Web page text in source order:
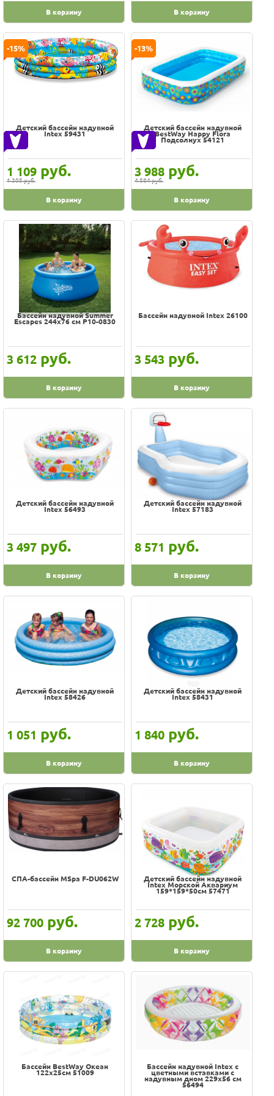
Форма мойки
многогранный
овальный
прямоугольный
нет
Навес от солнца
есть
Наличие тента
Подстилка под бассейн
Полезный объём
Вес в упаковке
Дно бассейна
Диаметр
Производительность насоса
В корзину В корзину
Детский бассейн надувной
Intex 59431
1 109 руб.
1 305 руб.
-15%
В корзину
Детский бассейн надувной
BestWay Happy Flora
Подсолнух 54121
3 988 руб.
4 584 руб.
-13%
В корзину
Бассейн надувной Summer
Escapes 244х76 см Р10-0830
3 612 руб.
В корзину
Бассейн надувной Intex 26100
3 543 руб.
В корзину
Детский бассейн надувной
Intex 56493
3 497 руб.
В корзину
Детский бассейн надувной
Intex 57183
8 571 руб.
В корзину
Детский бассейн надувной
Intex 58426
1 051 руб.
В корзину
Детский бассейн надувной
Intex 58431
1 840 руб.
В корзину
СПА-бассейн MSpa F-DU062W
92 700 руб.
В корзину
Детский бассейн надувной
Intex Морской Аквариум
159*159*50см 57471
2 728 руб.
В корзину
Бассейн BestWay Океан
122х25см 51009
Бассейн надувной Intex с
цветными вставками с
надувным дном 229х56 см
56494